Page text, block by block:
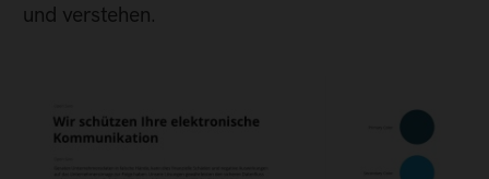
und verstehen.